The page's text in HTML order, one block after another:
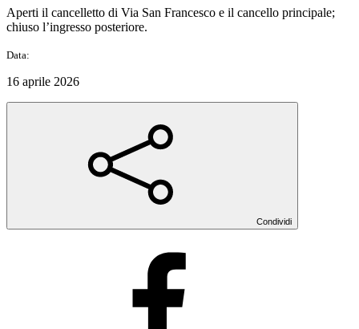
Aperti il cancelletto di Via San Francesco e il cancello principale;
chiuso l’ingresso posteriore.
Data:
16 aprile 2026
Condividi